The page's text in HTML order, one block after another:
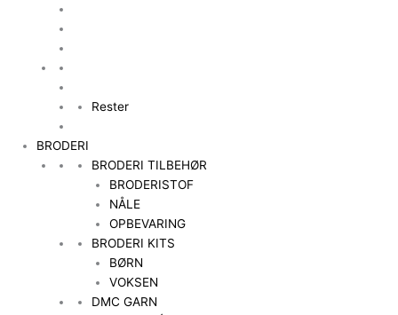
Rester
BRODERI
BRODERI TILBEHØR
BRODERISTOF
NÅLE
OPBEVARING
BRODERI KITS
BØRN
VOKSEN
DMC GARN